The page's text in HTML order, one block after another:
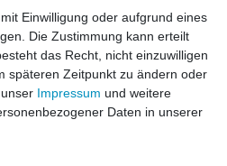
Kontakt
| Alle Rechte vorbehalten.
Einwilligung oder aufgrund eines
Die Zustimmung kann erteilt
das Recht, nicht einzuwilligen
späteren Zeitpunkt zu ändern oder
Impressum und weitere
Daten in unserer